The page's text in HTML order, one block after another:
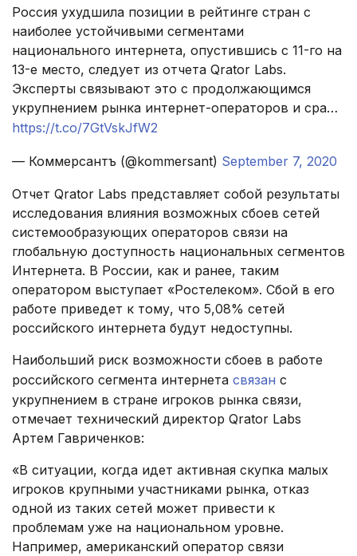
Россия ухудшила позиции в рейтинге стран с
наиболее устойчивыми сегментами
национального интернета, опустившись с 11-го на
13-е место, следует из отчета Qrator Labs.
Эксперты связывают это с продолжающимся
укрупнением рынка интернет-операторов и сра…
https://t.co/7GtVskJfW2
— Коммерсантъ (@kommersant) September 7, 2020
Отчет Qrator Labs представляет собой результаты
исследования влияния возможных сбоев сетей
системообразующих операторов связи на
глобальную доступность национальных сегментов
Интернета. В России, как и ранее, таким
оператором выступает «Ростелеком». Сбой в его
работе приведет к тому, что 5,08% сетей
российского интернета будут недоступны.
Наибольший риск возможности сбоев в работе
российского сегмента интернета связан с
укрупнением в стране игроков рынка связи,
отмечает технический директор Qrator Labs
Артем Гавриченков:
«В ситуации, когда идет активная скупка малых
игроков крупными участниками рынка, отказ
одной из таких сетей может привести к
проблемам уже на национальном уровне.
Например, американский оператор связи